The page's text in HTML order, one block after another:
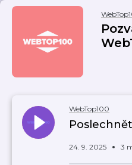
WebTop100
24. 9. 2025 3